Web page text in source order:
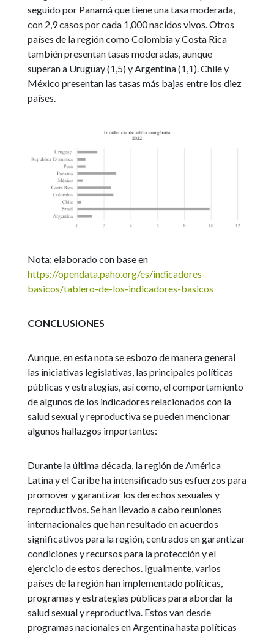
seguido por Panamá que tiene una tasa moderada,
con 2,9 casos por cada 1,000 nacidos vivos. Otros
países de la región como Colombia y Costa Rica
también presentan tasas moderadas, aunque
superan a Uruguay (1,5) y Argentina (1,1). Chile y
México presentan las tasas más bajas entre los diez
países.
Nota: elaborado con base en
https://opendata.paho.org/es/indicadores-
basicos/tablero-de-los-indicadores-basicos
CONCLUSIONES
Aunque, en esta nota se esbozo de manera general
las iniciativas legislativas, las principales políticas
públicas y estrategias, así como, el comportamiento
de algunos de los indicadores relacionados con la
salud sexual y reproductiva se pueden mencionar
algunos hallazgos importantes:
Durante la última década, la región de América
Latina y el Caribe ha intensificado sus esfuerzos para
promover y garantizar los derechos sexuales y
reproductivos. Se han llevado a cabo reuniones
internacionales que han resultado en acuerdos
significativos para la región, centrados en garantizar
condiciones y recursos para la protección y el
ejercicio de estos derechos. Igualmente, varios
países de la región han implementado políticas,
programas y estrategias públicas para abordar la
salud sexual y reproductiva. Estos van desde
programas nacionales en Argentina hasta políticas